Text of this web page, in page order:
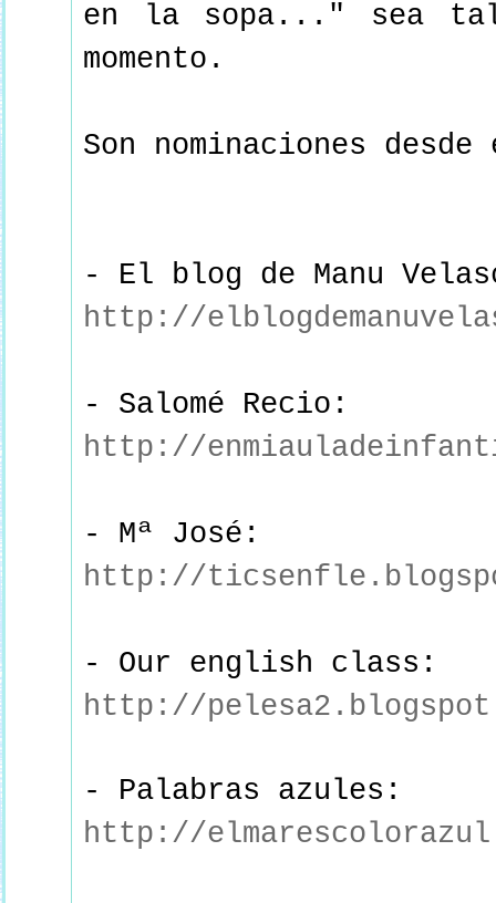
en la sopa..." sea
momento.
Son nominaciones
- El blog de Manu
http://
- Salomé Recio:
http://
- Mª José:
http://
- Our english class:
http://
- Palabras azules:
http://